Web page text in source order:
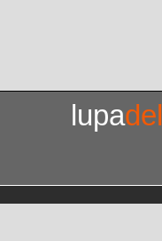
lupadel